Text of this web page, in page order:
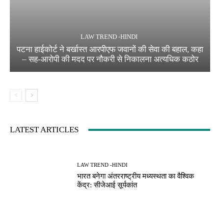
LAW TREND -HINDI
पटना हाईकोर्ट ने बर्खास्त आरपीएफ जवानों की सेवा की बहाल, कहा
– सह-आरोपी की मदद पर नौकरी से निकालना अत्यधिक कठोर
LATEST ARTICLES
LAW TREND -HINDI
भारत बनेगा अंतरराष्ट्रीय मध्यस्थता का वैश्विक
केंद्र: सीजेआई सूर्यकांत